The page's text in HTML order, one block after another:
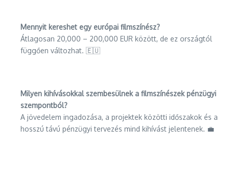
Mennyit kereshet egy európai filmszínész?
Átlagosan 20,000 – 200,000 EUR között, de ez országtól
függően változhat. 🇪🇺
Milyen kihívásokkal szembesülnek a filmszínészek pénzügyi
szempontból?
A jövedelem ingadozása, a projektek közötti időszakok és a
hosszú távú pénzügyi tervezés mind kihívást jelentenek. 💼